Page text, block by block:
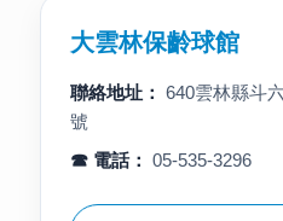
大雲林保齡球館
聯絡地址： 640雲林縣斗
號
☎ 電話： 05-535-3296